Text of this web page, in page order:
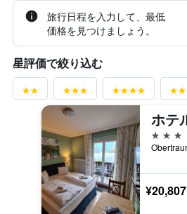
旅行日程を入力して、最低
価格を見つけましょう。
星評価で絞り込む
3つ星
¥20,807